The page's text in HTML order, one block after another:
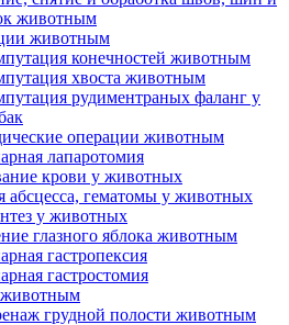
животным
животным
конечностей животным
хвоста животным
рудиментраных фаланг у
операции животным
лапаротомия
крови у животных
абсцесса, гематомы у животных
у животных
глазного яблока животным
гастропексия
гастростомия
грудной полости животным